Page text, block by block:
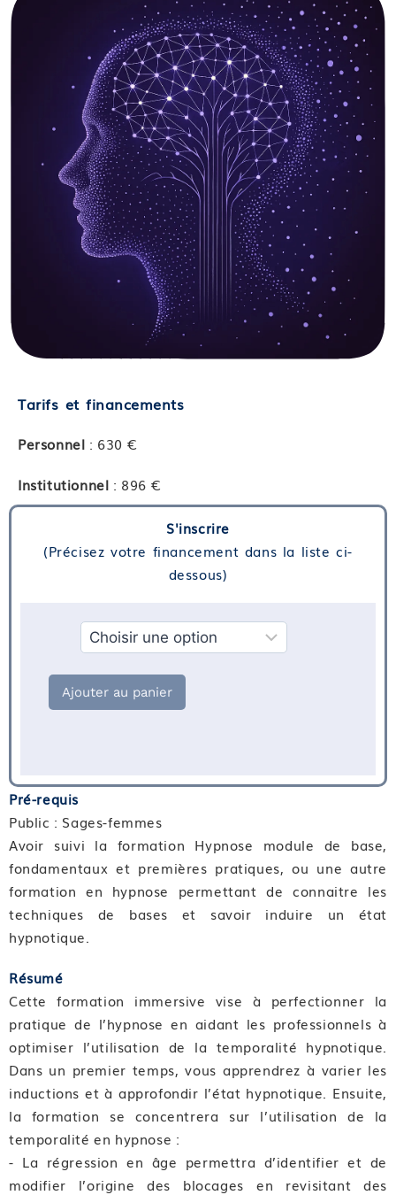
Tarifs et financements
Personnel : 630 €
Institutionnel : 896 €
S'inscrire
(Précisez votre financement dans la liste ci-
dessous)
Ajouter au panier
Pré-requis
Public : Sages-femmes
Avoir suivi la formation Hypnose module de base,
fondamentaux et premières pratiques, ou une autre
formation en hypnose permettant de connaitre les
techniques de bases et savoir induire un état
hypnotique.
Résumé
Cette formation immersive vise à perfectionner la
pratique de l’hypnose en aidant les professionnels à
optimiser l’utilisation de la temporalité hypnotique.
Dans un premier temps, vous apprendrez à varier les
inductions et à approfondir l’état hypnotique. Ensuite,
la formation se concentrera sur l’utilisation de la
temporalité en hypnose :
- La régression en âge permettra d’identifier et de
modifier l’origine des blocages en revisitant des